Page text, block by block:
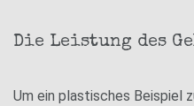
Die Leistung des
Um ein plastisches Beispiel